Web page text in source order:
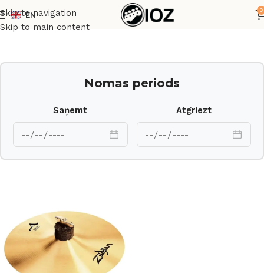
Skip to navigation
Skip to main content
EN
0
Sākums Bungas Šķīvji
Nomas periods
Saņemt Atgriezt